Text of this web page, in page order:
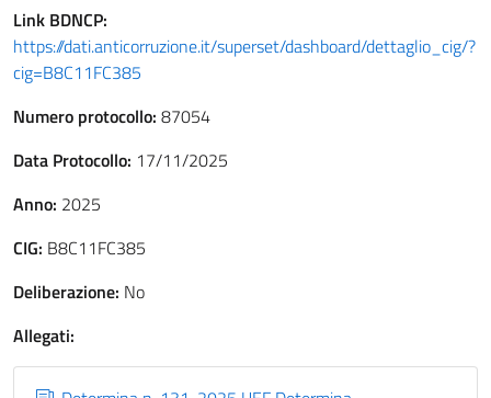
Link BDNCP:
https://dati.anticorruzione.it/superset/dashboard/dettaglio_cig/?
cig=B8C11FC385
Numero protocollo: 87054
Data Protocollo: 17/11/2025
Anno: 2025
CIG: B8C11FC385
Deliberazione: No
Allegati: